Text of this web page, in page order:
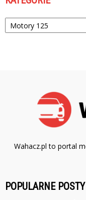
Kategorie
Wahacz.pl to portal
POPULARNE POSTY